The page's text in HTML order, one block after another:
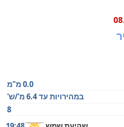
0.0 מ"מ
במהירויות עד 6.4 מ'/ש'
8